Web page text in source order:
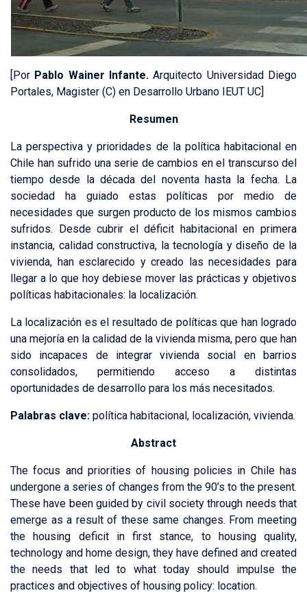
[Por Pablo Wainer Infante.Arquitecto Universidad Diego
Portales, Magister (C) en Desarrollo Urbano IEUT UC]
Resumen
La perspectiva y prioridades de la política habitacional en
Chile han sufrido una serie de cambios en el transcurso del
tiempo desde la década del noventa hasta la fecha. La
sociedad ha guiado estas políticas por medio de
necesidades que surgen producto de los mismos cambios
sufridos. Desde cubrir el déficit habitacional en primera
instancia, calidad constructiva, la tecnología y diseño de la
vivienda, han esclarecido y creado las necesidades para
llegar a lo que hoy debiese mover las prácticas y objetivos
políticas habitacionales: la localización.
La localización es el resultado de políticas que han logrado
una mejoría en la calidad de la vivienda misma, pero que han
sido incapaces de integrar vivienda social en barrios
consolidados, permitiendo acceso a distintas
oportunidades de desarrollo para los más necesitados.
Palabras clave: política habitacional, localización, vivienda.
Abstract
The focus and priorities of housing policies in Chile has
undergone a series of changes from the 90’s to the present.
These have been guided by civil society through needs that
emerge as a result of these same changes. From meeting
the housing deficit in first stance, to housing quality,
technology and home design, they have defined and created
the needs that led to what today should impulse the
practices and objectives of housing policy: location.